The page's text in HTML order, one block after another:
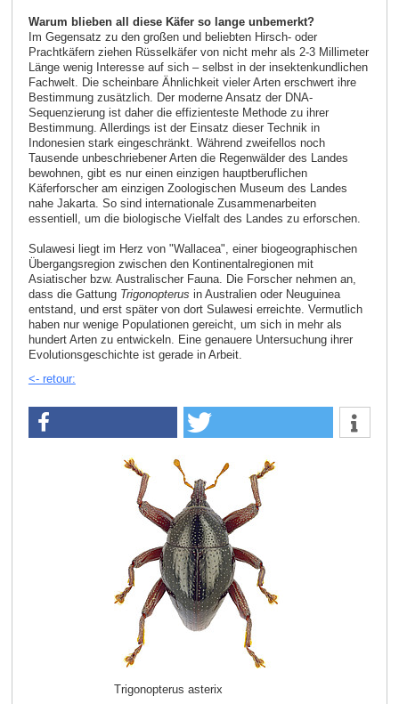
Trigonopterus asterix
Warum blieben all diese Käfer so lange unbemerkt?
Im Gegensatz zu den großen und beliebten Hirsch- oder
Prachtkäfern ziehen Rüsselkäfer von nicht mehr als 2-3 Millimeter
Länge wenig Interesse auf sich – selbst in der insektenkundlichen
Fachwelt. Die scheinbare Ähnlichkeit vieler Arten erschwert ihre
Bestimmung zusätzlich. Der moderne Ansatz der DNA-
Sequenzierung ist daher die effizienteste Methode zu ihrer
Bestimmung. Allerdings ist der Einsatz dieser Technik in
Indonesien stark eingeschränkt. Während zweifellos noch
Tausende unbeschriebener Arten die Regenwälder des Landes
bewohnen, gibt es nur einen einzigen hauptberuflichen
Käferforscher am einzigen Zoologischen Museum des Landes
nahe Jakarta. So sind internationale Zusammenarbeiten
essentiell, um die biologische Vielfalt des Landes zu erforschen.
Sulawesi liegt im Herz von "Wallacea", einer biogeographischen
Übergangsregion zwischen den Kontinentalregionen mit
Asiatischer bzw. Australischer Fauna. Die Forscher nehmen an,
dass die Gattung Trigonopterus in Australien oder Neuguinea
entstand, und erst später von dort Sulawesi erreichte. Vermutlich
haben nur wenige Populationen gereicht, um sich in mehr als
hundert Arten zu entwickeln. Eine genauere Untersuchung ihrer
Evolutionsgeschichte ist gerade in Arbeit.
<- retour: